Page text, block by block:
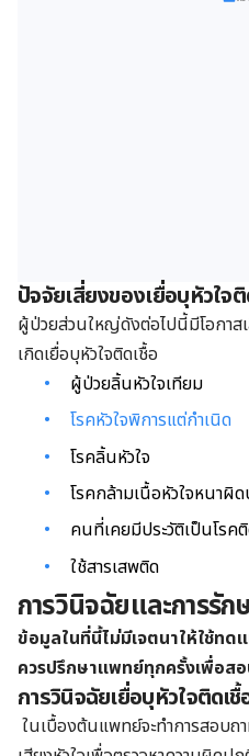
ปัจจัยเสี่ยงของเยื่อบุหัวใจ
ผู้ป่วยส่วนใหญ่ดังต่อไปนี้มีโอกาส
เกิดเยื่อบุหัวใจติดเชื้อ
ผู้ป่วยลิ้นหัวใจเทียม
โรคหัวใจพิการแต่กำเนิด
โรคลิ้นหัวใจ
โรคกล้ามเนื้อหัวใจหนาผิ
คนที่เคยมีประวัติเป็นโรค
ใช้สารเสพติด
การวินิจฉัยและการรัก
ข้อมูลในที่นี้ไม่มีเจตนาให้ใช้ท
ควรปรึกษาแพทย์ทุกครั้งเพื่อส
การวินิจฉัยเยื่อบุหัวใจติดเชื้
ในเบื้องต้นแพทย์จะทำการสอบถ